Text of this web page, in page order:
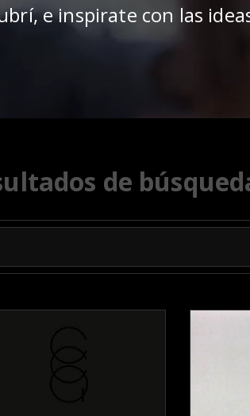
e inspirate con las
de